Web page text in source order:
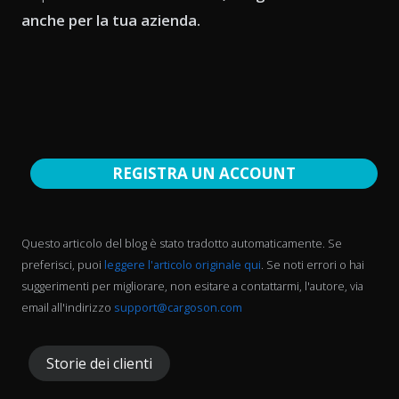
anche per la tua azienda.
REGISTRA UN ACCOUNT
Questo articolo del blog è stato tradotto automaticamente. Se
preferisci, puoi leggere l'articolo originale qui. Se noti errori o hai
suggerimenti per migliorare, non esitare a contattarmi, l'autore, via
email all'indirizzo support@cargoson.com
Storie dei clienti